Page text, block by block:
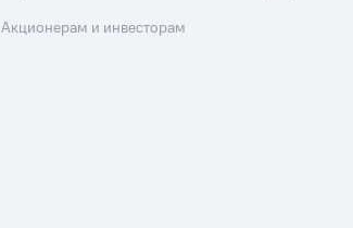
Акционерам и инвесторам